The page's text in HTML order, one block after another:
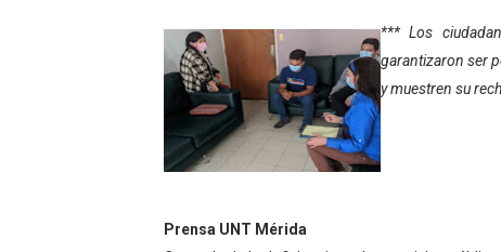
Gobierno bolivariano
Niños merideños aprenden
Hospital universitario
Instituto Nacional de
Gobernación de Mérida
*** Los
garantizaron ser
y muestren su
Prensa UNT Mérida